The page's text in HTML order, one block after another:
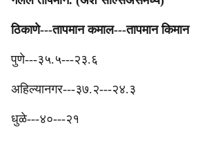
‎ठिकाणे---तापमान कमाल---तापमान किमान
‎पुणे---३५.५---२३.६
अहिल्यानगर---३७.२---२४.३
धुळे---४०---२१